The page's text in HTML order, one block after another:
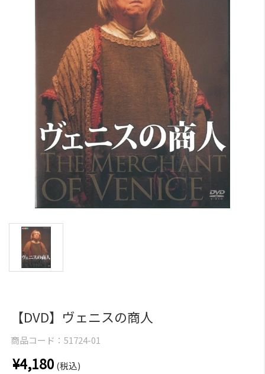
【DVD】ヴェニスの商人
商品コード： 51724-01
¥4,180 (税込)